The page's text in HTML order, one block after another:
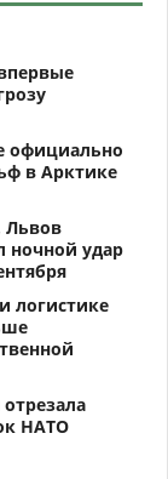
официально
в Арктике
Львов
ночной удар
логистике
НАТО